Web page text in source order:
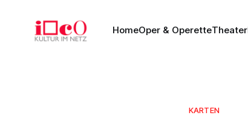
HomeOper & OperetteTheater
KARTEN